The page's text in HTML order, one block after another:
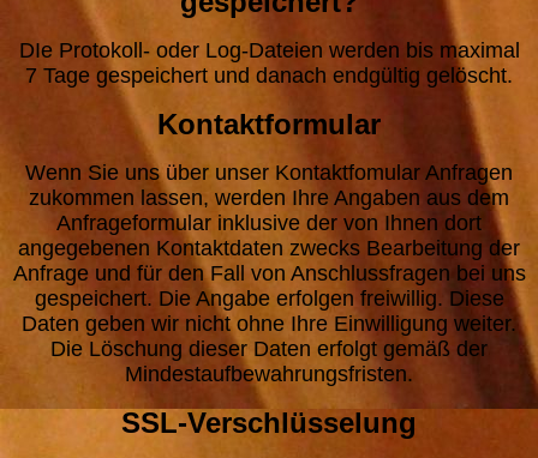
DIe Protokoll- oder Log-Dateien werden bis maximal
7 Tage gespeichert und danach endgültig gelöscht.
Kontaktformular
Wenn Sie uns über unser Kontaktfomular Anfragen
zukommen lassen, werden Ihre Angaben aus dem
Anfrageformular inklusive der von Ihnen dort
angegebenen Kontaktdaten zwecks Bearbeitung der
Anfrage und für den Fall von Anschlussfragen bei uns
gespeichert. Die Angabe erfolgen freiwillig. Diese
Daten geben wir nicht ohne Ihre Einwilligung weiter.
Die Löschung dieser Daten erfolgt gemäß der
Mindestaufbewahrungsfristen.
SSL-Verschlüsselung